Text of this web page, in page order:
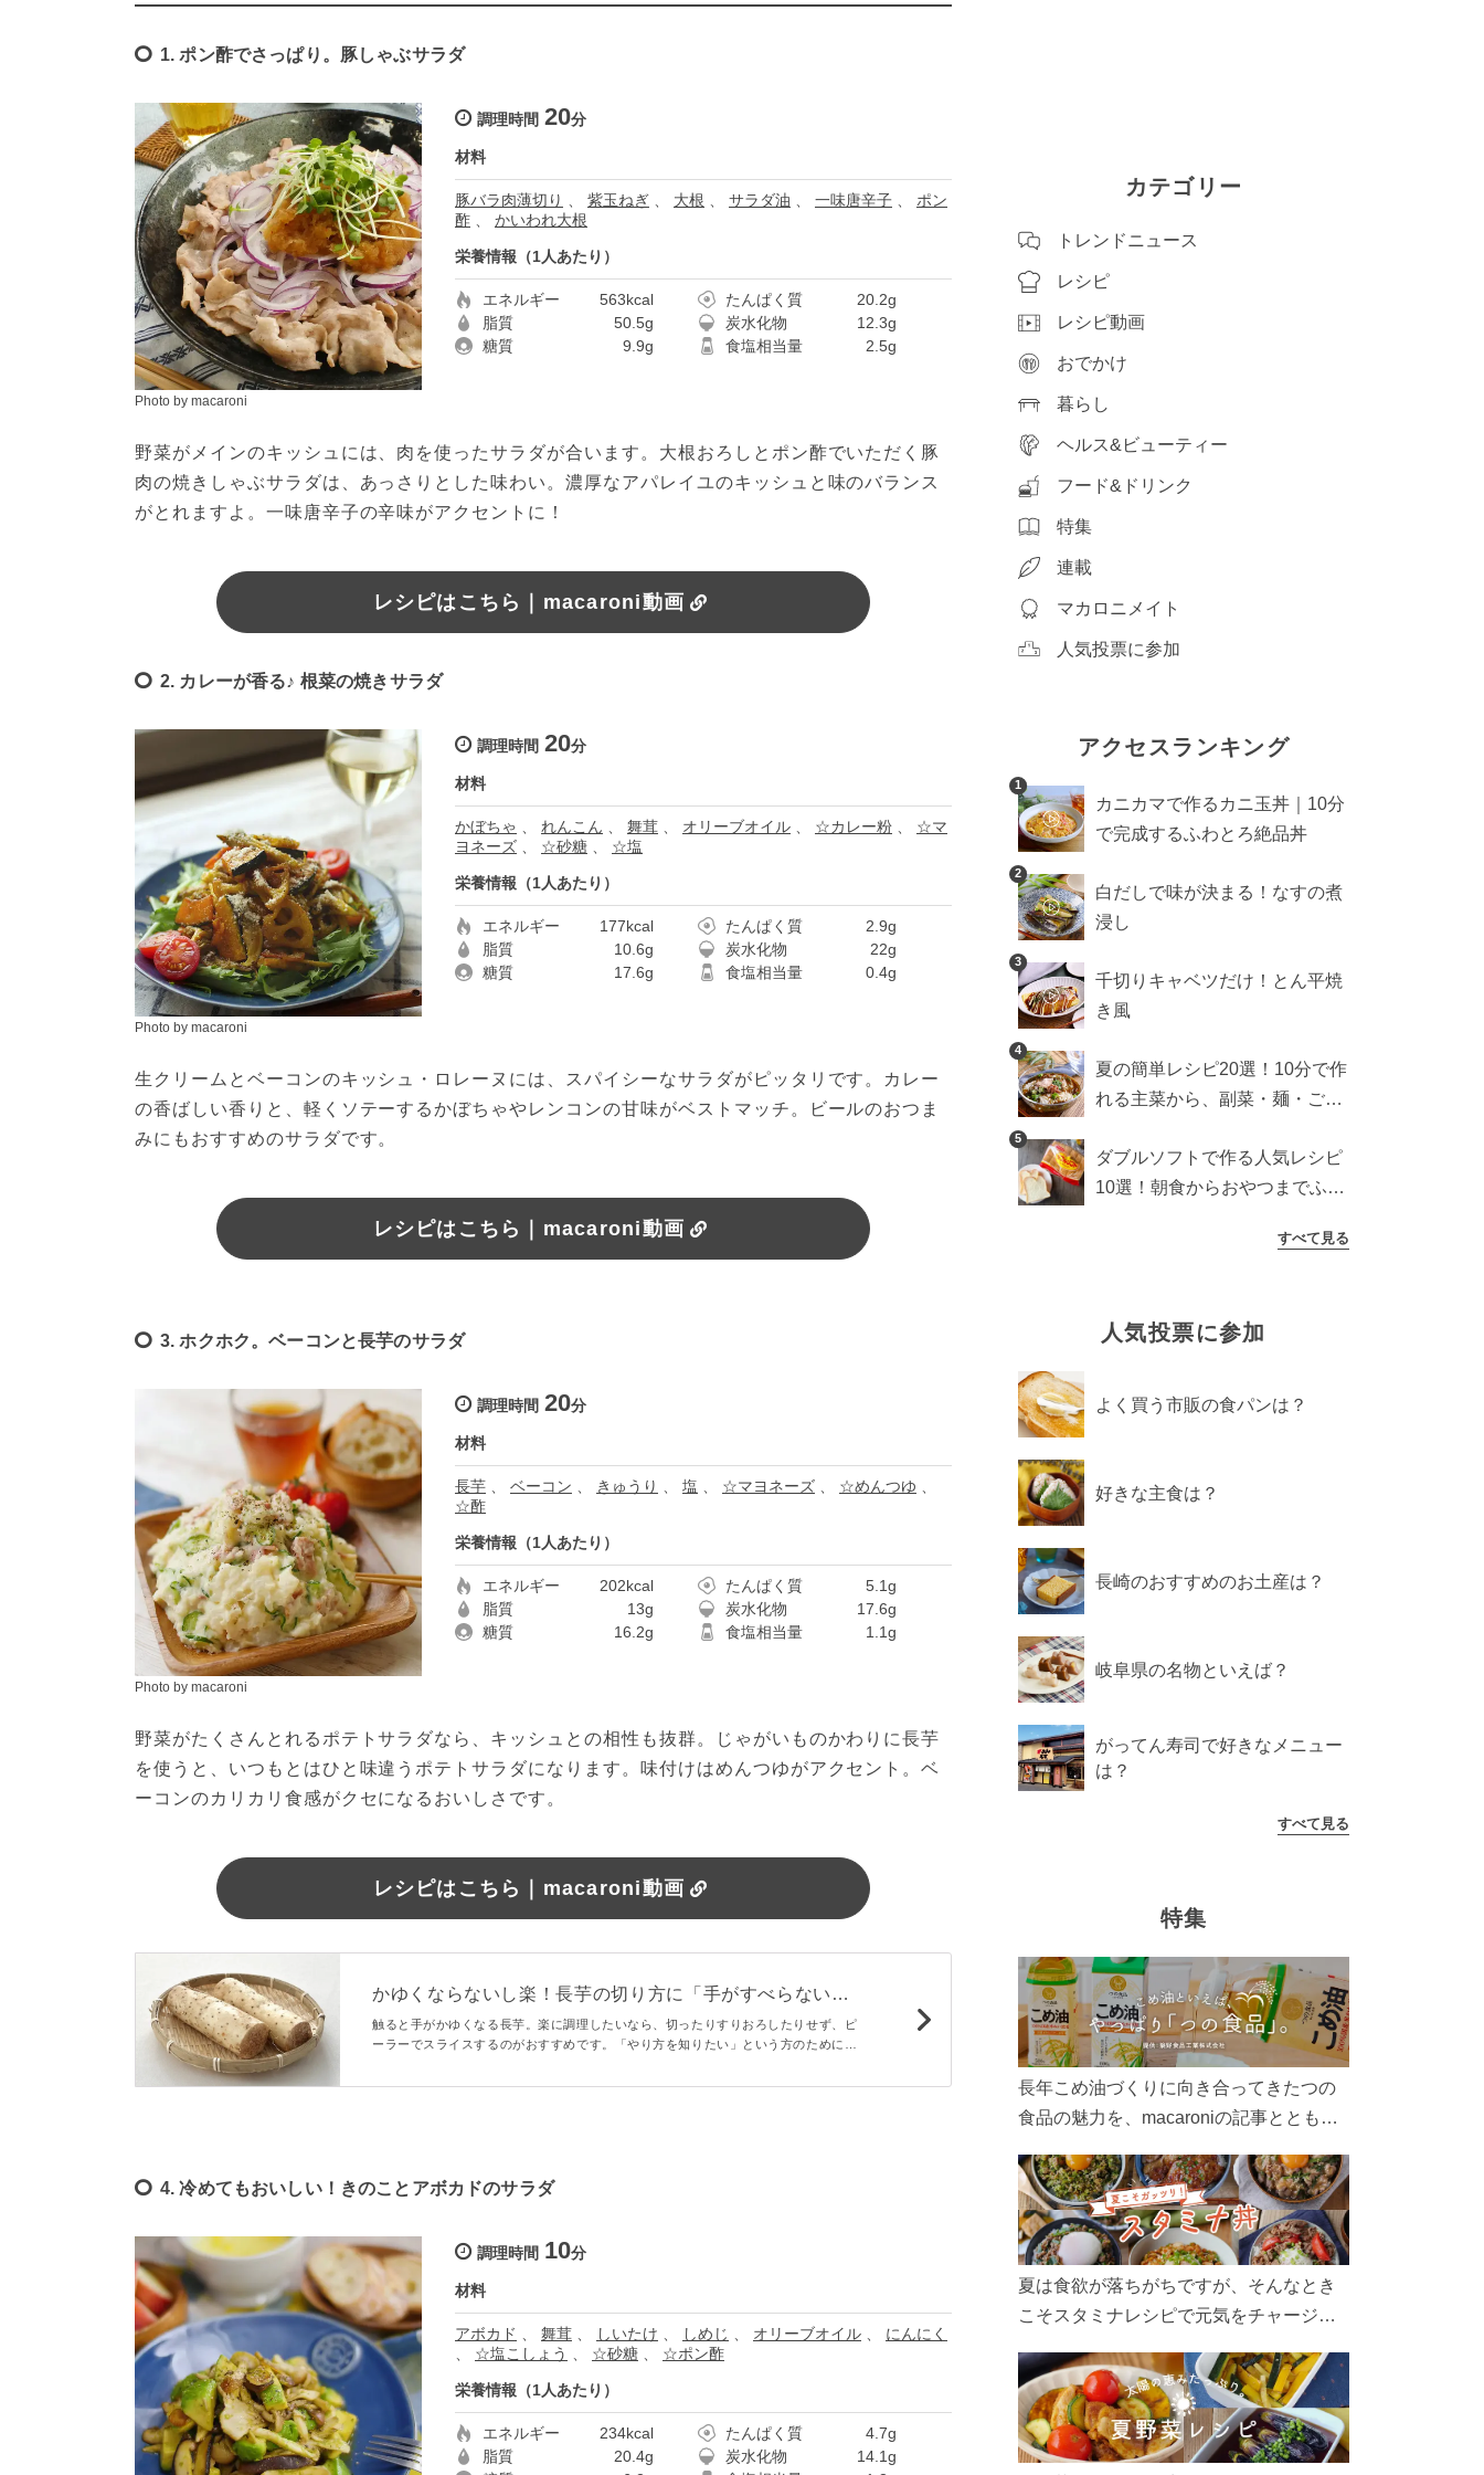
1. ポン酢でさっぱり。豚しゃぶサラダ
Photo by macaroni
調理時間 20分
材料
豚バラ肉薄切り 紫玉ねぎ 大根 サラダ油 一味唐辛子
ポン
酢
かいわれ大根
栄養情報（1人あたり）
エネルギー 563kcal たんぱく質
20.2g
脂質
50.5g 炭水化物
12.3g
糖質
9.9g 食塩相当量 2.5g
野菜がメインのキッシュには、肉を使ったサラダが合います。大根おろしとポン酢でいただく豚
肉の焼きしゃぶサラダは、あっさりとした味わい。濃厚なアパレイユのキッシュと味のバランス
がとれますよ。一味唐辛子の辛味がアクセントに！
レシピはこちら｜macaroni動画
2. カレーが香る♪ 根菜の焼きサラダ
Photo by macaroni
調理時間 20分
材料
かぼちゃ れんこん 舞茸 オリーブオイル ☆カレー粉
☆マ
ヨネーズ
☆砂糖 ☆塩
栄養情報（1人あたり）
エネルギー 177kcal たんぱく質
2.9g
脂質
10.6g 炭水化物
22g
糖質
17.6g 食塩相当量 0.4g
生クリームとベーコンのキッシュ・ロレーヌには、スパイシーなサラダがピッタリです。カレー
の香ばしい香りと、軽くソテーするかぼちゃやレンコンの甘味がベストマッチ。ビールのおつま
みにもおすすめのサラダです。
レシピはこちら｜macaroni動画
3. ホクホク。ベーコンと長芋のサラダ
Photo by macaroni
調理時間 20分
材料
長芋 ベーコン きゅうり 塩 ☆マヨネーズ ☆めんつゆ
☆酢
栄養情報（1人あたり）
エネルギー 202kcal たんぱく質
5.1g
脂質
13g 炭水化物
17.6g
糖質
16.2g 食塩相当量 1.1g
野菜がたくさんとれるポテトサラダなら、キッシュとの相性も抜群。じゃがいものかわりに長芋
を使うと、いつもとはひと味違うポテトサラダになります。味付けはめんつゆがアクセント。ベ
ーコンのカリカリ食感がクセになるおいしさです。
レシピはこちら｜macaroni動画
かゆくならないし楽！長芋の切り方に「手がすべらない」
「もっと早く知りたかった」 - macaroni
触ると手がかゆくなる長芋。楽に調理したいなら、切ったりすりおろしたりせず、ピ
ーラーでスライスするのがおすすめです。「やり方を知りたい」という方のために、
違いありません。
4. 冷めてもおいしい！きのことアボカドのサラダ
調理時間 10分
材料
アボカド 舞茸 しいたけ しめじ オリーブオイル
にんにく
☆塩こしょう ☆砂糖 ☆ポン酢
栄養情報（1人あたり）
エネルギー 234kcal たんぱく質
4.7g
脂質
20.4g 炭水化物
14.1g
カテゴリー
トレンドニュース
レシピ
レシピ動画
おでかけ
暮らし
ヘルス&ビューティー
フード&ドリンク
特集
連載
マカロニメイト
人気投票に参加
アクセスランキング
1
カニカマで作るカニ玉丼｜10分
で完成するふわとろ絶品丼
2
白だしで味が決まる！なすの煮
浸し
3
千切りキャベツだけ！とん平焼
き風
4
夏の簡単レシピ20選！10分で作
れる主菜から、副菜・麺・ごは
5
ダブルソフトで作る人気レシピ
10選！朝食からおやつまでふん
すべて見る
人気投票に参加
よく買う市販の食パンは？
好きな主食は？
長崎のおすすめのお土産は？
岐阜県の名物といえば？
がってん寿司で好きなメニュー
は？
すべて見る
特集
長年こめ油づくりに向き合ってきたつの
食品の魅力を、macaroniの記事とともに
ん、製造現場や品質へのこだわりまで。
こめ油をもっと好きになるコンテンツを
ぜひお楽しみください。
夏は食欲が落ちがちですが、そんなとき
こそスタミナレシピで元気をチャージ！
リ食べて、夏バテを吹き飛ばしましょ
う！